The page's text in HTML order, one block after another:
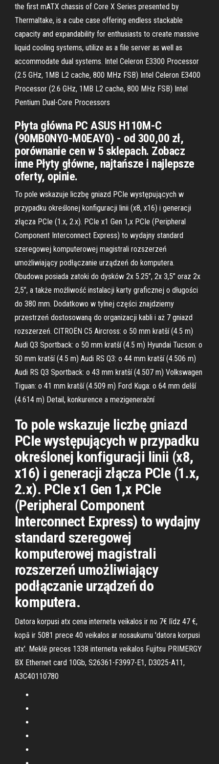
the first mATX chassis of Core X Series presented by
Thermaltake, is a cube case offering endless stackable
capacity and expandability for enthusiasts to create massive
liquid cooling systems, utilize as a file server as well as
accommodate dual systems. Intel Celeron E3300 Processor
(2.5 GHz, 1MB L2 cache, 800 MHz FSB) Intel Celeron E3400
Processor (2.6 GHz, 1MB L2 cache, 800 MHz FSB) Intel
Pentium Dual-Core Processors
Płyta główna PC ASUS H110M-C
(90MB0NY0-M0EAY0) - od 300,00 zł,
porównanie cen w 5 sklepach. Zobacz
inne Płyty główne, najtańsze i najlepsze
oferty, opinie.
To pole wskazuje liczbę gniazd PCIe występujących w
przypadku określonej konfiguracji linii (x8, x16) i generacji
złącza PCIe (1.x, 2.x). PCIe x1 Gen 1,x PCIe (Peripheral
Component Interconnect Express) to wydajny standard
szeregowej komputerowej magistrali rozszerzeń
umożliwiający podłączanie urządzeń do komputera.
Obudowa posiada zatoki do dysków 2x 5.25”, 2x 3,5” oraz 2x
2,5”, a także możliwość instalacji karty graficznej o długości
do 380 mm. Dodatkowo w tylnej części znajdziemy
przestrzeń dostosowaną do organizacji kabli i aż 7 gniazd
rozszerzeń. CITROËN C5 Aircross: o 50 mm kratší (4.5 m)
Audi Q3 Sportback: o 50 mm kratší (4.5 m) Hyundai Tucson: o
50 mm kratší (4.5 m) Audi RS Q3: o 44 mm kratší (4.506 m)
Audi RS Q3 Sportback: o 43 mm kratší (4.507 m) Volkswagen
Tiguan: o 41 mm kratší (4.509 m) Ford Kuga: o 64 mm delší
(4.614 m) Detail, konkurence a mezigenerační
To pole wskazuje liczbę gniazd
PCIe występujących w przypadku
określonej konfiguracji linii (x8,
x16) i generacji złącza PCIe (1.x,
2.x). PCIe x1 Gen 1,x PCIe
(Peripheral Component
Interconnect Express) to wydajny
standard szeregowej
komputerowej magistrali
rozszerzeń umożliwiający
podłączanie urządzeń do
komputera.
Datora korpusi atx cena interneta veikalos ir no 7€ līdz 47 €,
kopā ir 5081 prece 40 veikalos ar nosaukumu 'datora korpusi
atx'. Meklē preces 1338 interneta veikalos Fujitsu PRIMERGY
BX Ethernet card 10Gb, S26361-F3997-E1, D3025-A11,
A3C40110780